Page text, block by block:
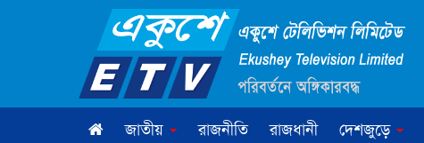
জাতীয় রাজনীতি রাজধানী দেশজুড়ে